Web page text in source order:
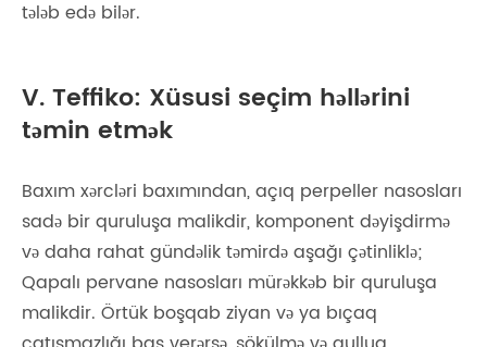
tələb edə bilər.
V. Teffiko: Xüsusi seçim həllərini
təmin etmək
Baxım xərcləri baxımından, açıq perpeller nasosları
sadə bir quruluşa malikdir, komponent dəyişdirmə
və daha rahat gündəlik təmirdə aşağı çətinliklə;
Qapalı pervane nasosları mürəkkəb bir quruluşa
malikdir. Örtük boşqab ziyan və ya bıçaq